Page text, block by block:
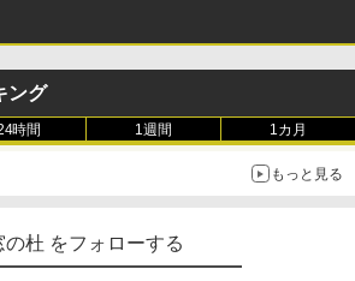
ング
時間 1週間 1カ月
もっと見る
の杜 をフォローする